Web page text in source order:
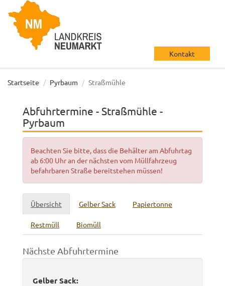
Kontakt
Startseite Pyrbaum Straßmühle
Abfuhrtermine - Straßmühle -
Pyrbaum
Beachten Sie bitte, dass die Behälter am Abfuhrtag
ab 6:00 Uhr an der nächsten vom Müllfahrzeug
befahrbaren Straße bereitstehen müssen!
Übersicht Gelber Sack Papiertonne
Restmüll Biomüll
Nächste Abfuhrtermine
Gelber Sack: